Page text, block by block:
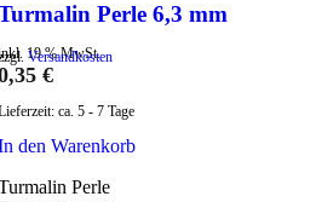
Perle 6,3 mm
19 % MwSt.
Versandkosten
€
ca. 5 - 7 Tage
den Warenkorb
Perle